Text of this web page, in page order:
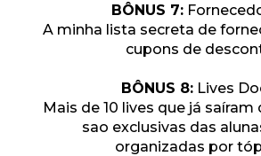
BÔNUS 7:
A minha lista secreta de
cupons de
BÔNUS 8: Lives
Mais de 10 lives que já saíram
sao exclusivas das
organizadas por